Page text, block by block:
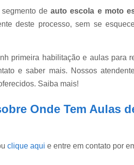
segmento deauto escola e moto
deste processo, sem se
primeira habilitação e aulas para
e saber mais. Nossos
Saiba mais!
Onde Tem Aulas
clique aqui e entre em contato por